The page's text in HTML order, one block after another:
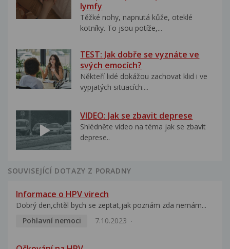
lymfy
Těžké nohy, napnutá kůže, oteklé
kotníky. To jsou potíže,...
TEST: Jak dobře se vyznáte ve
svých emocích?
Někteří lidé dokážou zachovat klid i ve
vypjatých situacích....
VIDEO: Jak se zbavit deprese
Shlédněte video na téma jak se zbavit
deprese..
SOUVISEJÍCÍ DOTAZY Z PORADNY
Informace o HPV virech
Dobrý den,chtěl bych se zeptat,jak poznám zda nemám...
Pohlavní nemoci
7.10.2023